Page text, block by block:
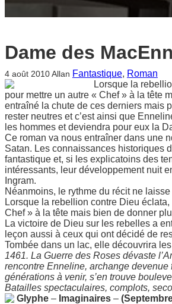
Dame des
4 août 2010 Allan Fantastique, Roman
Lorsque la
pour mettre un autre « Chef » à la tête
entraîné la chute de ces derniers mais
rester neutres et c’est ainsi que
les hommes et deviendra pour eux la
Ce roman va nous entraîner dans une
Satan. Les connaissances historiques
fantastique et, si les explicatoins des
intéressants, leur développement nuit
Ingram.
Néanmoins, le rythme du récit ne
Lorsque la rebellion contre Dieu
Chef » à la tête mais bien de donner
La victoire de Dieu sur les rebelles a
leçon aussi à ceux qui ont décidé de
Tombée dans un lac, elle découvrira
1461. La Guerre des Roses dévaste
rencontre Enneline, archange devenue
générations à venir, s’en trouve
Batailles spectaculaires, complots,
Glyphe – Imaginaires –